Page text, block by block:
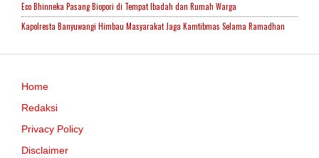
Eco Bhinneka Pasang Biopori di Tempat Ibadah dan Rumah Warga
Kapolresta Banyuwangi Himbau Masyarakat Jaga Kamtibmas Selama Ramadhan
Home
Redaksi
Privacy Policy
Disclaimer